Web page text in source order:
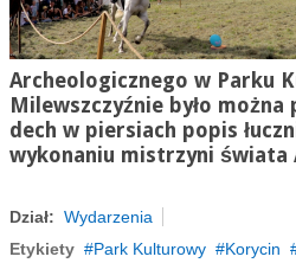
Archeologicznego w Parku
Milewszczyźniebyło można
dech w piersiach popis
wykonaniu mistrzyni świata
Dział: Wydarzenia
Etykiety
Park Kulturowy Korycin